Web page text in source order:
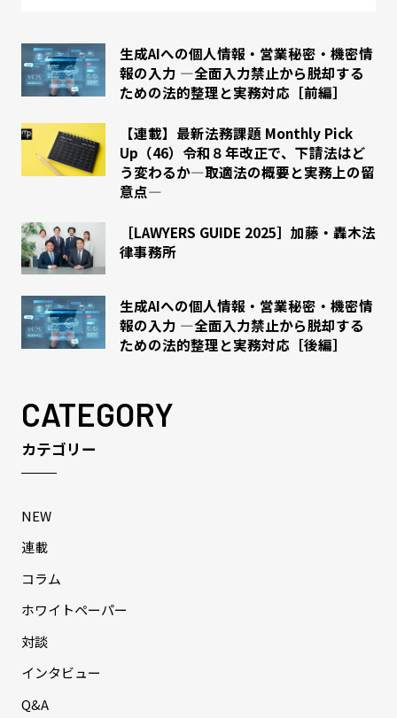
生成AIへの個人情報・営業秘密・機密情
報の入力 ―全面入力禁止から脱却する
ための法的整理と実務対応［前編］
【連載】最新法務課題 Monthly Pick
Up（46）令和８年改正で、下請法はど
う変わるか―取適法の概要と実務上の留
意点―
［LAWYERS GUIDE 2025］加藤・轟木法
律事務所
生成AIへの個人情報・営業秘密・機密情
報の入力 ―全面入力禁止から脱却する
ための法的整理と実務対応［後編］
CATEGORY
カテゴリー
NEW
連載
コラム
ホワイトペーパー
対談
インタビュー
Q&A